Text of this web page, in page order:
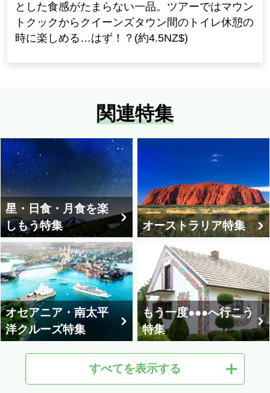
とした食感がたまらない一品。ツアーではマウン
トクックからクイーンズタウン間のトイレ休憩の
時に楽しめる…はず！？(約4.5NZ$)
関連特集
星・日食・月食を楽
しもう特集
オーストラリア特集
オセアニア・南太平
洋クルーズ特集
もう一度●●●へ行こう
特集
すべてを表示する